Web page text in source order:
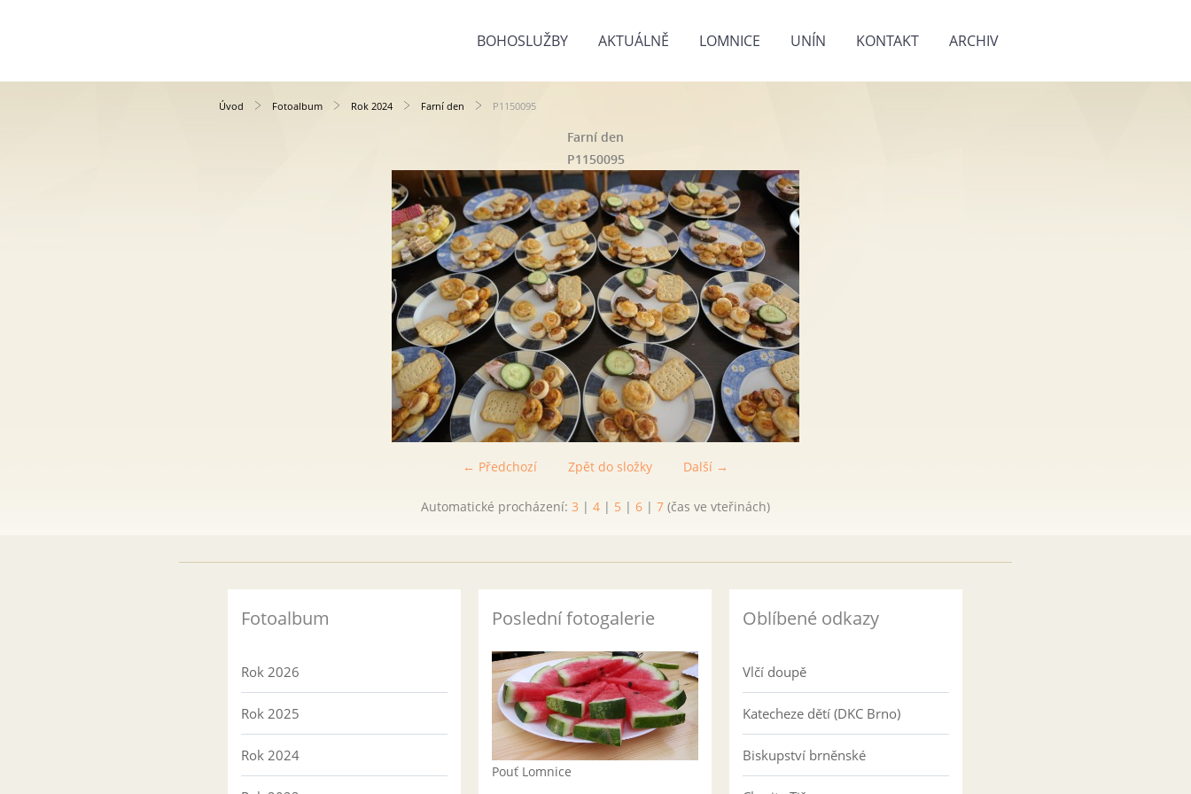
BOHOSLUŽBY AKTUÁLNĚ LOMNICE UNÍN KONTAKT ARCHIV
Úvod Fotoalbum Rok 2024 Farní den P1150095
Farní den
P1150095
← Předchozí Další →
Zpět do složky
Automatické procházení: 3 | 4 | 5 | 6 | 7 (čas ve vteřinách)
Fotoalbum
Rok 2026
Rok 2025
Rok 2024
Poslední fotogalerie
Pouť Lomnice
Oblíbené odkazy
Vlčí doupě
Katecheze dětí (DKC Brno)
Biskupství brněnské